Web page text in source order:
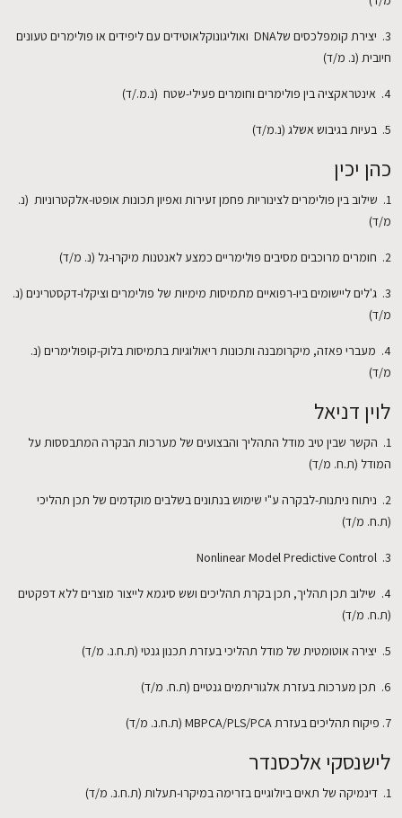
3. יצירת קומפלכסים שלDNA ואוליגונוקלאוטידים עם ליפידים או פולימרים טעונים
חיובית (נ. מ/ד)
4. אינטראקציה בין פולימרים וחומרים פעילי-שטח (נ.מ./ד)
5. בעיות בגיבוש אשלג (נ.מ/ד)
כהן יכין
1. שילוב בין פולימרים לצינוריות פחמן זעירות ואפיון תכונות אופטו-אלקטרוניות (נ.
מ/ד)
2. חומרים מרוכבים מסיבים פולימריים כמצע לאנטנות מיקרו-גל (נ. מ/ד)
3. ג'לים ליישומים ביו-רפואיים מתמיסות מימיות של פולימרים וציקלו-דקסטרינים (נ.
מ/ד)
4. מעברי פאזה, מיקרומבנה ותכונות ריאולוגיות בתמיסות בלוק-קופולימרים (נ.
מ/ד)
לוין דניאל
1. הקשר שבין טיב מודל התהליך והבצועים של מערכות הבקרה המתבססות על
המודל (ת.ח. מ/ד)
2. ניתוח ניתנות-לבקרה ע"י שימוש בנתונים בשלבים מוקדמים של תכן תהליכי
(ת.ח. מ/ד)
3. Nonlinear Model Predictive Control
4. שילוב תכן תהליך, תכן בקרת תהליכים ושש סיגמא לייצור מוצרים ללא דפקטים
(ת.ח. מ/ד)
5. יצירה אוטומטית של מודל תהליכי בעזרת תכנון גנטי (ת.ח.נ. מ/ד)
6. תכן מערכות בעזרת אלגוריתמים גנטיים (ת.ח. מ/ד)
7. פיקוח תהליכים בעזרת MBPCA/PLS/PCA (ת.ח.נ. מ/ד)
לישנסקי אלכסנדר
1. דינמיקה של תאים ביולוגיים בזרימה במיקרו-תעלות (ת.ח.נ. מ/ד)